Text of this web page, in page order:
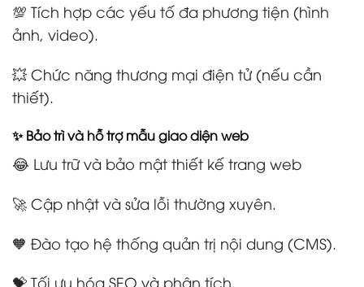
💯 Tích hợp các yếu tố đa phương tiện (hình
ảnh, video).
💥 Chức năng thương mại điện tử (nếu cần
thiết).
✨ Bảo trì và hỗ trợ mẫu giao diện web
😂 Lưu trữ và bảo mật thiết kế trang web
🚀 Cập nhật và sửa lỗi thường xuyên.
🧡 Đào tạo hệ thống quản trị nội dung (CMS).
💝 Tối ưu hóa SEO và phân tích.